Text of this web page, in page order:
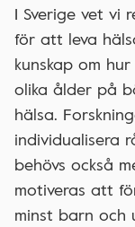
I Sverige vet vi
för att leva
kunskap om
olika ålder på
hälsa.
individualisera
behövs också
motiveras att
minst barn och